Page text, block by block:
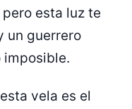
esta luz te
un guerrero
imposible.
vela es el